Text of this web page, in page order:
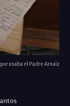
usaba el Padre Arnaiz